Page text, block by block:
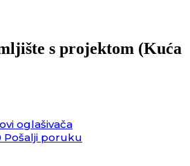
s projektom (Kuća
oglašivača
Pošalji poruku